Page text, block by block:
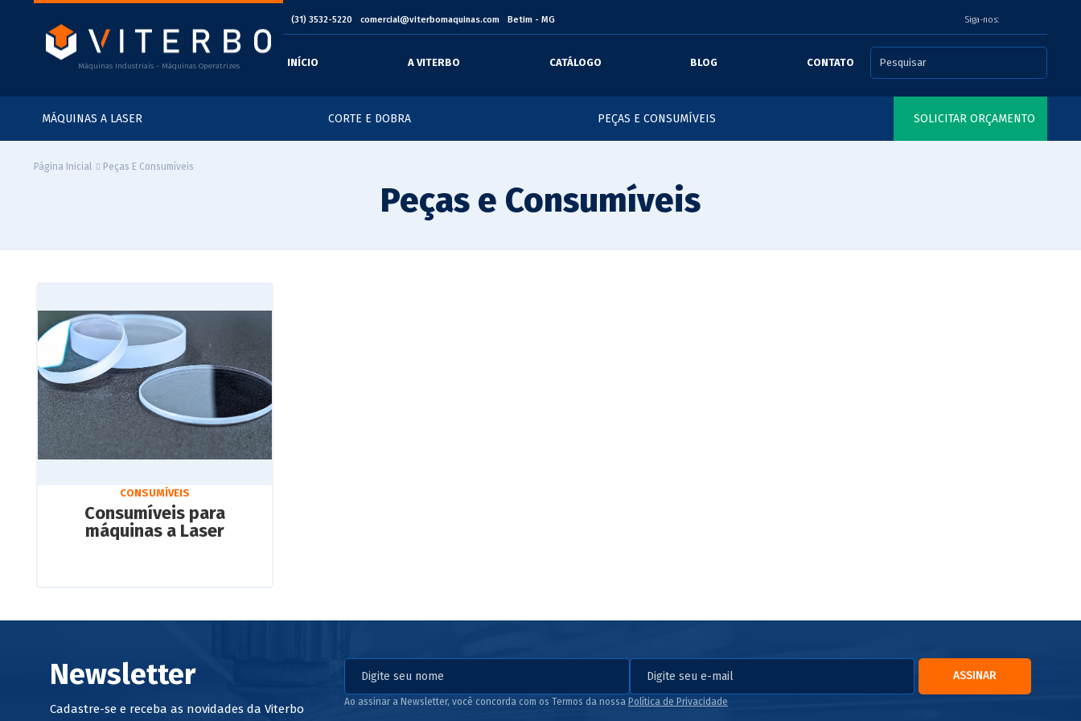
Máquinas Industriais - Máquinas Operatrizes
(31) 3532-5220 comercial@viterbomaquinas.com Betim - MG Siga-nos:
INÍCIO A VITERBO CATÁLOGO BLOG CONTATO
MÁQUINAS A LASER CORTE E DOBRA PEÇAS E CONSUMÍVEIS SOLICITAR ORÇAMENTO
Página Inicial Peças E Consumíveis
Peças e Consumíveis
CONSUMÍVEIS
Consumíveis para
máquinas a Laser
Newsletter
Cadastre-se e receba as novidades da Viterbo
Ao assinar a Newsletter, você concorda com os Termos da nossa Política de Privacidade
ASSINAR